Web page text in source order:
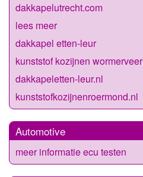
dakkapelutrecht.com
lees meer
dakkapel etten-leur
kunststof kozijnen wormerveer
dakkapeletten-leur.nl
kunststofkozijnenroermond.nl
Automotive
meer informatie ecu testen